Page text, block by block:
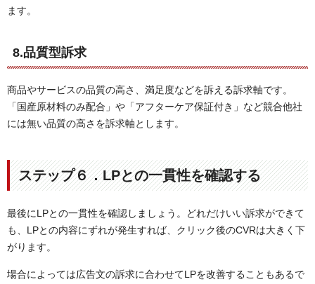
ます。
8.品質型訴求
商品やサービスの品質の高さ、満足度などを訴える訴求軸です。
「国産原材料のみ配合」や「アフターケア保証付き」など競合他社
には無い品質の高さを訴求軸とします。
ステップ６．LPとの一貫性を確認する
最後にLPとの一貫性を確認しましょう。どれだけいい訴求ができて
も、LPとの内容にずれが発生すれば、クリック後のCVRは大きく下
がります。
場合によっては広告文の訴求に合わせてLPを改善することもあるで